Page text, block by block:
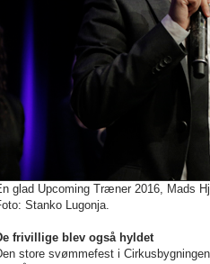
glad Upcoming Træner 2016, Mads
Stanko Lugonja.
frivillige blev også hyldet
store svømmefest i